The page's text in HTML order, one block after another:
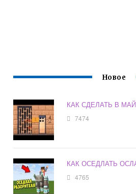
Новое
КАК СДЕЛАТЬ В
7474
КАК ОСЕДЛАТЬ
4765